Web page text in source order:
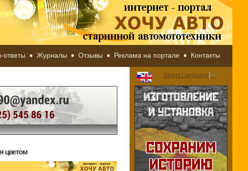
ответы Журналы Отзывы Реклама на портале Контакты
цветом
Select Language ▼